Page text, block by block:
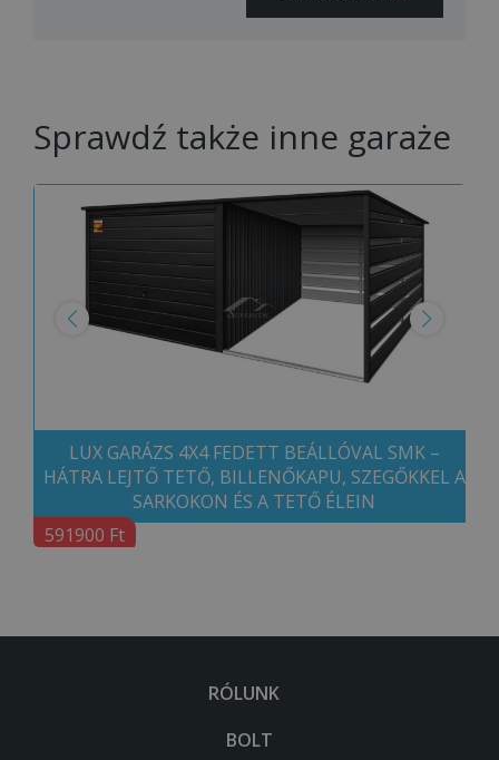
Sprawdź także inne garaże
LUX GARÁZS 4X4 FEDETT BEÁLLÓVAL SMK –
HÁTRA LEJTŐ TETŐ, BILLENŐKAPU, SZEGŐKKEL A
SARKOKON ÉS A TETŐ ÉLEIN
591900 Ft
RÓLUNK
BOLT